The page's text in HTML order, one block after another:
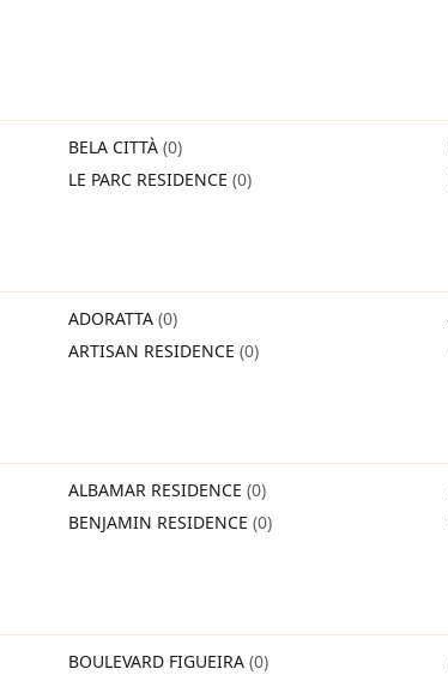
BELA CITTÀ (0)
LE PARC RESIDENCE (0)
ADORATTA (0)
ARTISAN RESIDENCE (0)
ALBAMAR RESIDENCE (0)
BENJAMIN RESIDENCE (0)
BOULEVARD FIGUEIRA (0)